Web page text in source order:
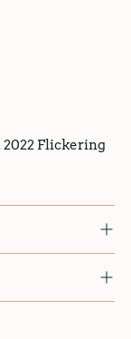
Flickering